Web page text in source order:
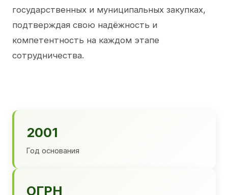
государственных и муниципальных закупках,
подтверждая свою надёжность и
компетентность на каждом этапе
сотрудничества.
2001
Год основания
ОГРН